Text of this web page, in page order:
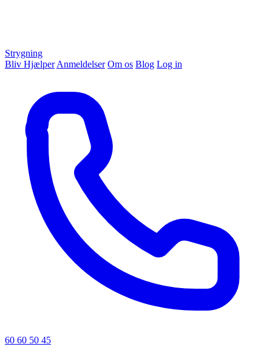
Strygning
Bliv Hjælper Anmeldelser Om os Blog Log in
60 60 50 45